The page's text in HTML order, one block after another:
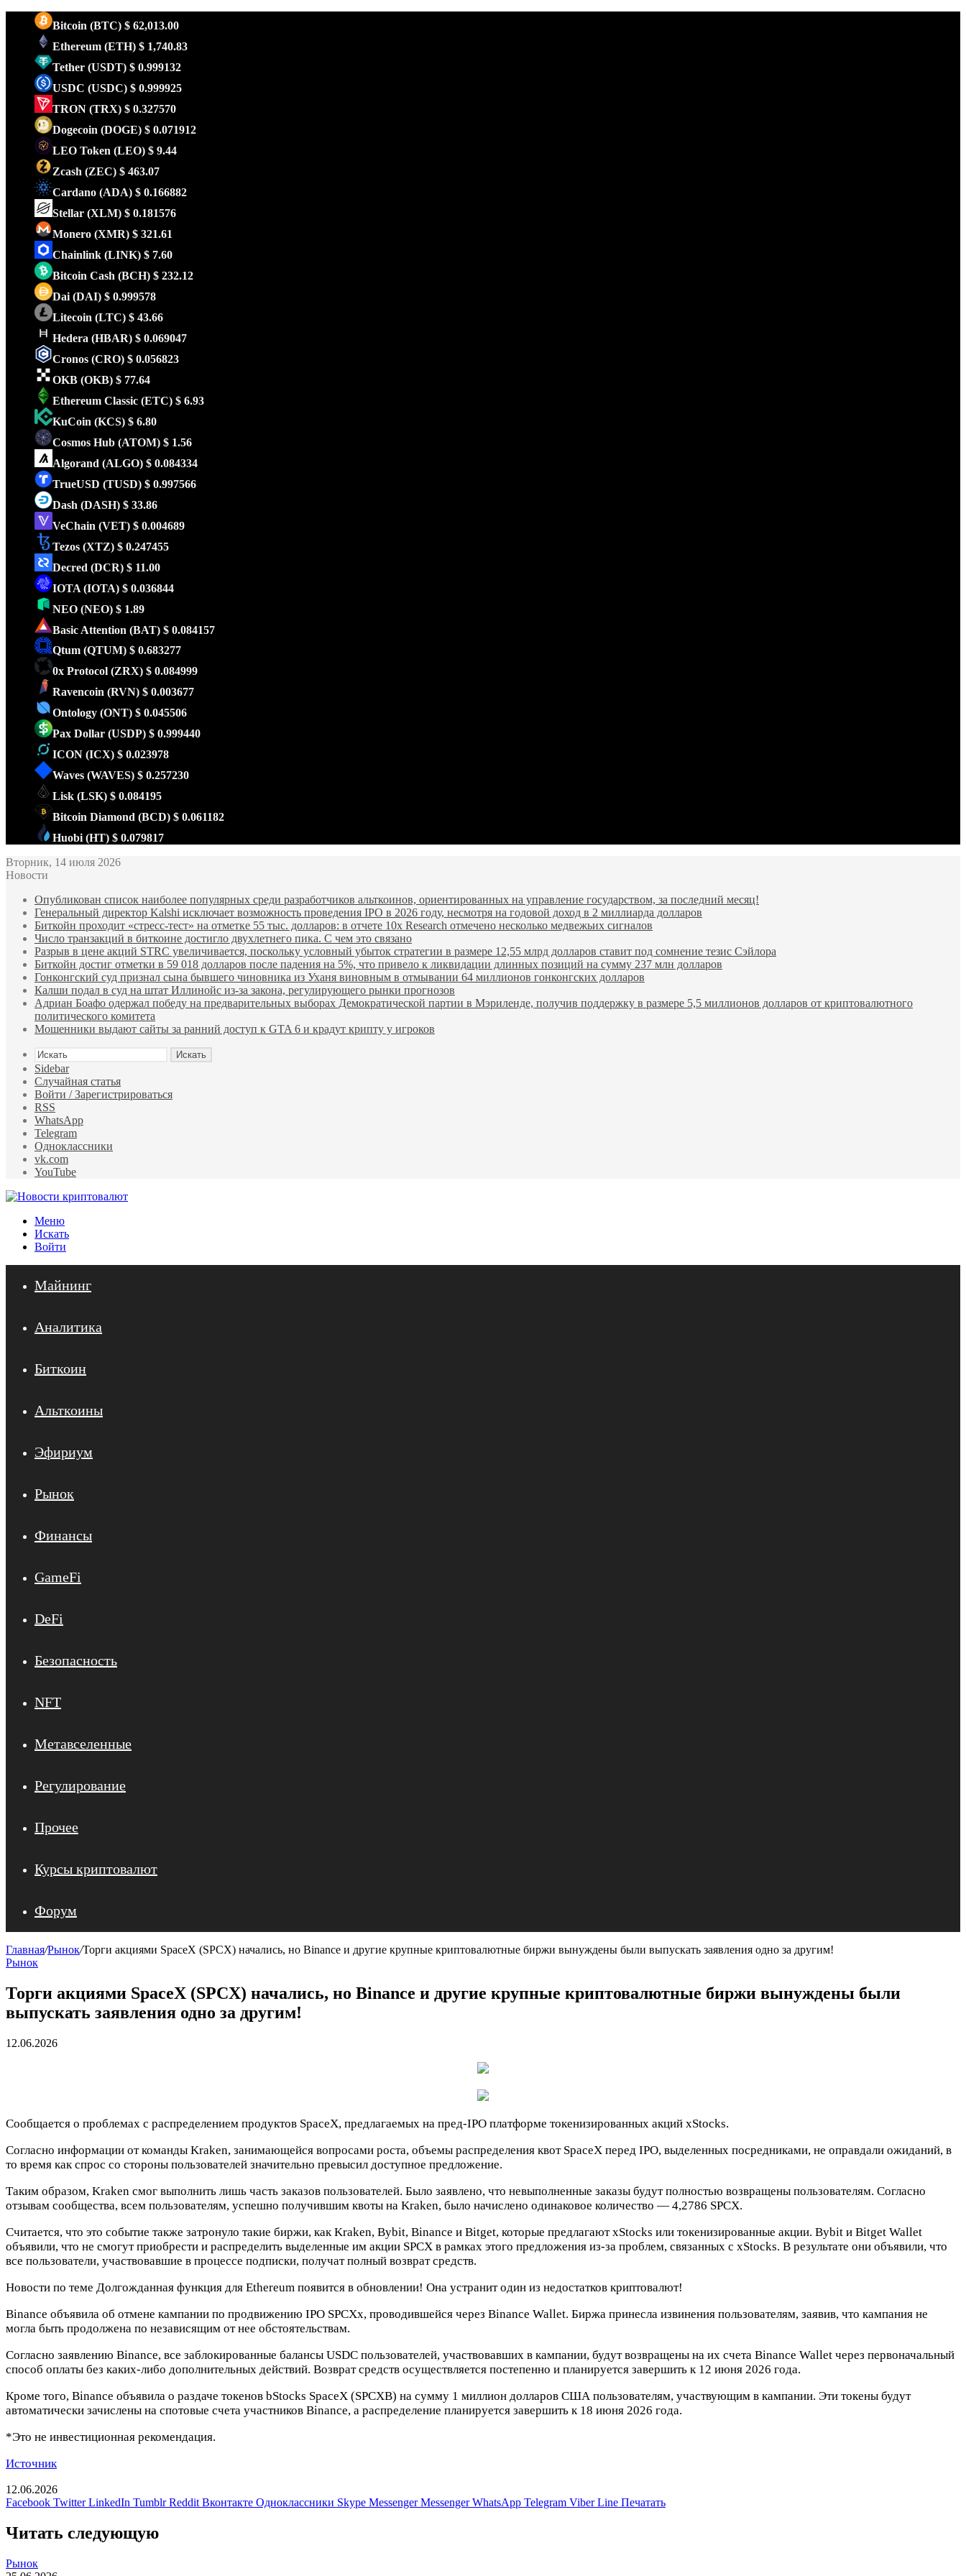
Bitcoin (BTC) $ 62,013.00
Ethereum (ETH) $ 1,740.83
Tether (USDT) $ 0.999132
USDC (USDC) $ 0.999925
TRON (TRX) $ 0.327570
Dogecoin (DOGE) $ 0.071912
LEO Token (LEO) $ 9.44
Zcash (ZEC) $ 463.07
Cardano (ADA) $ 0.166882
Stellar (XLM) $ 0.181576
Monero (XMR) $ 321.61
Chainlink (LINK) $ 7.60
Bitcoin Cash (BCH) $ 232.12
Dai (DAI) $ 0.999578
Litecoin (LTC) $ 43.66
Hedera (HBAR) $ 0.069047
Cronos (CRO) $ 0.056823
OKB (OKB) $ 77.64
Ethereum Classic (ETC) $ 6.93
KuCoin (KCS) $ 6.80
Cosmos Hub (ATOM) $ 1.56
Algorand (ALGO) $ 0.084334
TrueUSD (TUSD) $ 0.997566
Dash (DASH) $ 33.86
VeChain (VET) $ 0.004689
Tezos (XTZ) $ 0.247455
Decred (DCR) $ 11.00
IOTA (IOTA) $ 0.036844
NEO (NEO) $ 1.89
Basic Attention (BAT) $ 0.084157
Qtum (QTUM) $ 0.683277
0x Protocol (ZRX) $ 0.084999
Ravencoin (RVN) $ 0.003677
Ontology (ONT) $ 0.045506
Pax Dollar (USDP) $ 0.999440
ICON (ICX) $ 0.023978
Waves (WAVES) $ 0.257230
Lisk (LSK) $ 0.084195
Bitcoin Diamond (BCD) $ 0.061182
Huobi (HT) $ 0.079817
Вторник, 14 июля 2026
Новости
Опубликован список наиболее популярных среди разработчиков альткоинов, ориентированных на управление государством, за последний месяц!
Генеральный директор Kalshi исключает возможность проведения IPO в 2026 году, несмотря на годовой доход в 2 миллиарда долларов
Биткойн проходит «стресс-тест» на отметке 55 тыс. долларов: в отчете 10x Research отмечено несколько медвежьих сигналов
Число транзакций в биткоине достигло двухлетнего пика. С чем это связано
Разрыв в цене акций STRC увеличивается, поскольку условный убыток стратегии в размере 12,55 млрд долларов ставит под сомнение тезис Сэйлора
Биткойн достиг отметки в 59 018 долларов после падения на 5%, что привело к ликвидации длинных позиций на сумму 237 млн долларов
Гонконгский суд признал сына бывшего чиновника из Уханя виновным в отмывании 64 миллионов гонконгских долларов
Калши подал в суд на штат Иллинойс из-за закона, регулирующего рынки прогнозов
Адриан Боафо одержал победу на предварительных выборах Демократической партии в Мэриленде, получив поддержку в размере 5,5 миллионов долларов от криптовалютного
политического комитета
Мошенники выдают сайты за ранний доступ к GTA 6 и крадут крипту у игроков
Искать
Sidebar
Случайная статья
Войти / Зарегистрироваться
RSS
WhatsApp
Telegram
Одноклассники
vk.com
YouTube
Меню
Искать
Войти
Майнинг
Аналитика
Биткоин
Альткоины
Эфириум
Рынок
Финансы
GameFi
DeFi
Безопасность
NFT
Метавселенные
Регулирование
Прочее
Курсы криптовалют
Форум
Главная/Рынок/Торги акциями SpaceX (SPCX) начались, но Binance и другие крупные криптовалютные биржи вынуждены были выпускать заявления одно за другим!
Рынок
Торги акциями SpaceX (SPCX) начались, но Binance и другие крупные криптовалютные биржи вынуждены были
выпускать заявления одно за другим!
12.06.2026
Сообщается о проблемах с распределением продуктов SpaceX, предлагаемых на пред-IPO платформе токенизированных акций xStocks.
Согласно информации от команды Kraken, занимающейся вопросами роста, объемы распределения квот SpaceX перед IPO, выделенных посредниками, не оправдали ожиданий, в
то время как спрос со стороны пользователей значительно превысил доступное предложение.
Таким образом, Kraken смог выполнить лишь часть заказов пользователей. Было заявлено, что невыполненные заказы будут полностью возвращены пользователям. Согласно
отзывам сообщества, всем пользователям, успешно получившим квоты на Kraken, было начислено одинаковое количество — 4,2786 SPCX.
Считается, что это событие также затронуло такие биржи, как Kraken, Bybit, Binance и Bitget, которые предлагают xStocks или токенизированные акции. Bybit и Bitget Wallet
объявили, что не смогут приобрести и распределить выделенные им акции SPCX в рамках этого предложения из-за проблем, связанных с xStocks. В результате они объявили, что
все пользователи, участвовавшие в процессе подписки, получат полный возврат средств.
Новости по теме Долгожданная функция для Ethereum появится в обновлении! Она устранит один из недостатков криптовалют!
Binance объявила об отмене кампании по продвижению IPO SPCXx, проводившейся через Binance Wallet. Биржа принесла извинения пользователям, заявив, что кампания не
могла быть продолжена по независящим от нее обстоятельствам.
Согласно заявлению Binance, все заблокированные балансы USDC пользователей, участвовавших в кампании, будут возвращены на их счета Binance Wallet через первоначальный
способ оплаты без каких-либо дополнительных действий. Возврат средств осуществляется постепенно и планируется завершить к 12 июня 2026 года.
Кроме того, Binance объявила о раздаче токенов bStocks SpaceX (SPCXB) на сумму 1 миллион долларов США пользователям, участвующим в кампании. Эти токены будут
автоматически зачислены на спотовые счета участников Binance, а распределение планируется завершить к 18 июня 2026 года.
*Это не инвестиционная рекомендация.
Источник
12.06.2026
Facebook Twitter LinkedIn Tumblr Reddit Вконтакте Одноклассники Skype Messenger Messenger WhatsApp Telegram Viber Line Печатать
Читать следующую
Рынок